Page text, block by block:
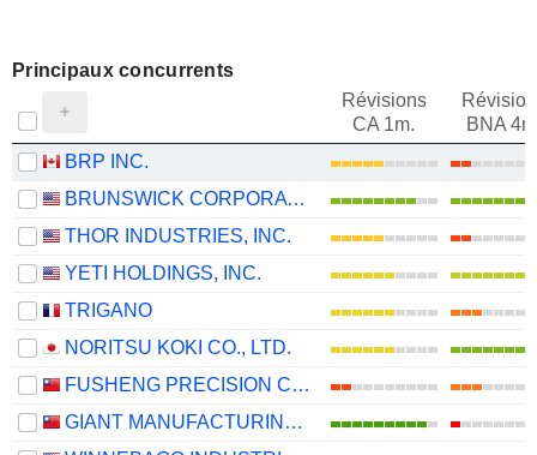
Principaux concurrents
Révisions
CA 1m.
BNA
BRP INC.
BRUNSWICK CORPORATION
THOR INDUSTRIES, INC.
YETI HOLDINGS, INC.
TRIGANO
NORITSU KOKI CO., LTD.
FUSHENG PRECISION CO., LTD.
GIANT MANUFACTURING CO., LTD.